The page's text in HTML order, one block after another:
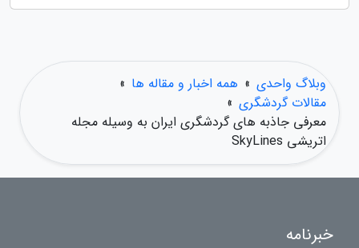
وبلاگ واحدی » همه اخبار و مقاله ها »
مقالات گردشگری »
معرفی جاذبه های گردشگری ایران به وسیله مجله
اتریشی SkyLines
خبرنامه